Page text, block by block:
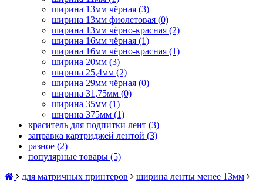
ширина 13мм чёрная (3)
ширина 13мм фиолетовая (0)
ширина 13мм чёрно-красная (2)
ширина 16мм чёрная (1)
ширина 16мм чёрно-красная (1)
ширина 20мм (3)
ширина 25,4мм (2)
ширина 29мм чёрная (0)
ширина 31,75мм (0)
ширина 35мм (1)
ширина 375мм (1)
краситель для подпитки лент (3)
заправка картриджей лентой (3)
разное (2)
популярные товары (5)
для матричных принтеров
ширина ленты менее 13мм